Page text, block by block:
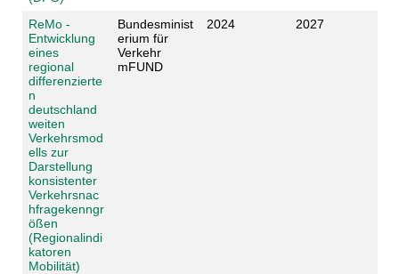
ReMo -
Entwicklung
eines
regional
differenzierte
n
deutschland
weiten
Verkehrsmod
ells zur
Darstellung
konsistenter
Verkehrsnac
hfragekenngr
ößen
(Regionalindi
katoren
Mobilität)
Bundesminist
erium für
Verkehr
mFUND
2024 2027